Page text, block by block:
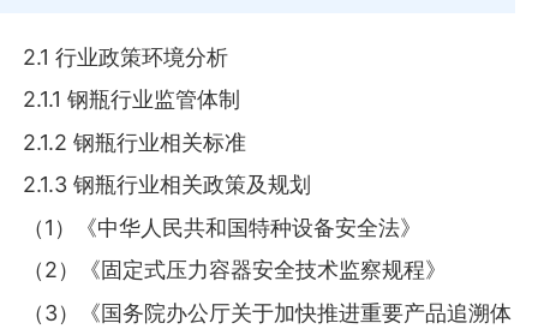
2.1 行业政策环境分析
2.1.1 钢瓶行业监管体制
2.1.2 钢瓶行业相关标准
2.1.3 钢瓶行业相关政策及规划
（1）《中华人民共和国特种设备安全法》
（2）《固定式压力容器安全技术监察规程》
（3）《国务院办公厅关于加快推进重要产品追溯体